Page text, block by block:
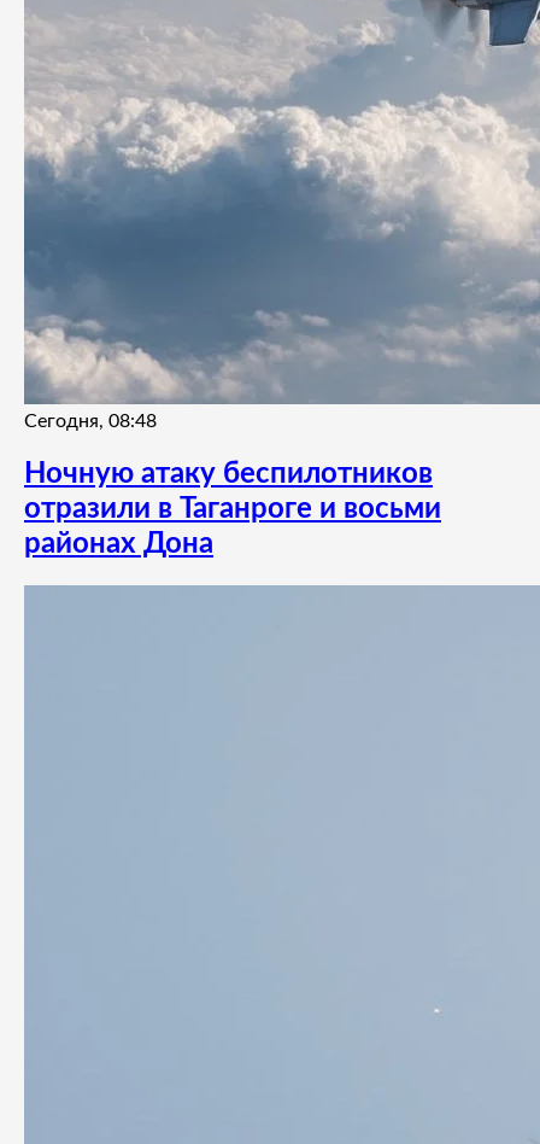
Сегодня, 08:48
Ночную атаку беспилотников
отразили в Таганроге и восьми
районах Дона